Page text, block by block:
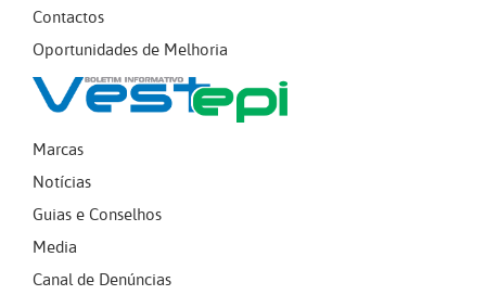
Contactos
Oportunidades de Melhoria
Marcas
Notícias
Guias e Conselhos
Media
Canal de Denúncias